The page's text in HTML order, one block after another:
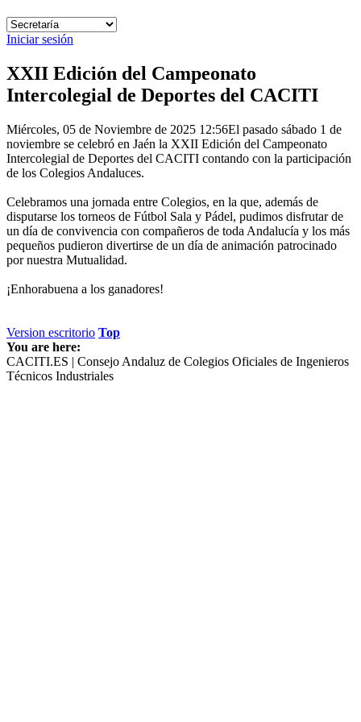
Iniciar sesión
XXII Edición del Campeonato
Intercolegial de Deportes del CACITI
Miércoles, 05 de Noviembre de 2025 12:56El pasado sábado 1 de
noviembre se celebró en Jaén la XXII Edición del Campeonato
Intercolegial de Deportes del CACITI contando con la participación
de los Colegios Andaluces.
Celebramos una jornada entre Colegios, en la que, además de
disputarse los torneos de Fútbol Sala y Pádel, pudimos disfrutar de
un día de convivencia con compañeros de toda Andalucía y los más
pequeños pudieron divertirse de un día de animación patrocinado
por nuestra Mutualidad.
¡Enhorabuena a los ganadores!
Version escritorio Top
You are here:
CACITI.ES | Consejo Andaluz de Colegios Oficiales de Ingenieros
Técnicos Industriales